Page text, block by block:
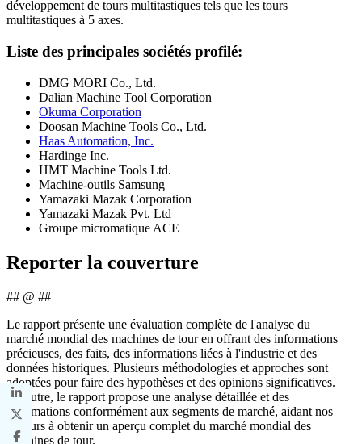
développement de tours multitastiques tels que les tours
multitastiques à 5 axes.
Liste des principales sociétés profilé:
DMG MORI Co., Ltd.
Dalian Machine Tool Corporation
Okuma Corporation
Doosan Machine Tools Co., Ltd.
Haas Automation, Inc.
Hardinge Inc.
HMT Machine Tools Ltd.
Machine-outils Samsung
Yamazaki Mazak Corporation
Yamazaki Mazak Pvt. Ltd
Groupe micromatique ACE
Reporter la couverture
## @ ##
Le rapport présente une évaluation complète de l'analyse du
marché mondial des machines de tour en offrant des informations
précieuses, des faits, des informations liées à l'industrie et des
données historiques. Plusieurs méthodologies et approches sont
adoptées pour faire des hypothèses et des opinions significatives.
En outre, le rapport propose une analyse détaillée et des
informations conformément aux segments de marché, aidant nos
lecteurs à obtenir un aperçu complet du marché mondial des
machines de tour.